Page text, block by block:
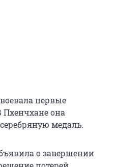
первые
она
медаль.
о завершении